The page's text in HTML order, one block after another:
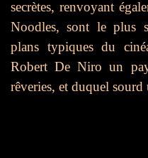
secrètes, renvoyant
Noodles, sont le plus
plans typiques du
Robert De Niro un
rêveries, et duquel